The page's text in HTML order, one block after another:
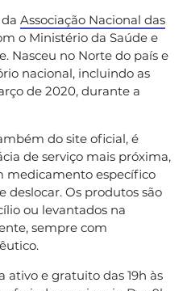
Associação Nacional das
o Ministério da Saúde e
Nasceu no Norte do país e
nacional, incluindo as
de 2020, durante a
do site oficial, é
de serviço mais próxima,
medicamento específico
deslocar. Os produtos são
ou levantados na
sempre com
ativo e gratuito das 19h às